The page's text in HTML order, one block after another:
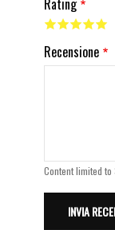
Rating
Recensione
Content limited